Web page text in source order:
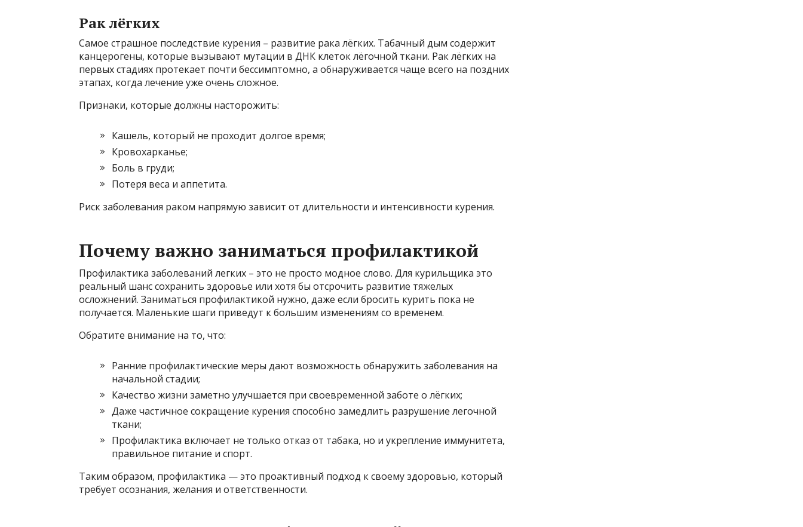
Рак лёгких
Самое страшное последствие курения – развитие рака лёгких. Табачный дым содержит
канцерогены, которые вызывают мутации в ДНК клеток лёгочной ткани. Рак лёгких на
первых стадиях протекает почти бессимптомно, а обнаруживается чаще всего на поздних
этапах, когда лечение уже очень сложное.
Признаки, которые должны насторожить:
Кашель, который не проходит долгое время;
Кровохарканье;
Боль в груди;
Потеря веса и аппетита.
Риск заболевания раком напрямую зависит от длительности и интенсивности курения.
Почему важно заниматься профилактикой
Профилактика заболеваний легких – это не просто модное слово. Для курильщика это
реальный шанс сохранить здоровье или хотя бы отсрочить развитие тяжелых
осложнений. Заниматься профилактикой нужно, даже если бросить курить пока не
получается. Маленькие шаги приведут к большим изменениям со временем.
Обратите внимание на то, что:
Ранние профилактические меры дают возможность обнаружить заболевания на
начальной стадии;
Качество жизни заметно улучшается при своевременной заботе о лёгких;
Даже частичное сокращение курения способно замедлить разрушение легочной
ткани;
Профилактика включает не только отказ от табака, но и укрепление иммунитета,
правильное питание и спорт.
Таким образом, профилактика — это проактивный подход к своему здоровью, который
требует осознания, желания и ответственности.